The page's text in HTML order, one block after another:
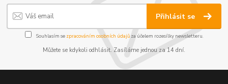
Přihlásit se
Souhlasím se zpracováním osobních údajůza účelem rozesílky newsletteru.
Můžete se kdykoli odhlásit. Zasíláme jednou za 14 dní.